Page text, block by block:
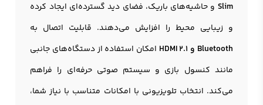
Slim و حاشیه‌های باریک، فضای دید گسترده‌ای ایجاد کرده
و زیبایی محیط را افزایش می‌دهند. قابلیت اتصال به
Bluetooth و HDMI 2.1
امکان استفاده از دستگاه‌های جانبی
مانند کنسول بازی و سیستم صوتی حرفه‌ای را فراهم
می‌کند. انتخاب تلویزیونی با امکانات متناسب با نیاز شما،